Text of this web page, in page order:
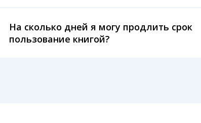
На сколько дней я могу продлить срок
пользование книгой?